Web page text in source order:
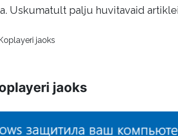
Uskumatult palju huvitavaid
jaoks
jaoks